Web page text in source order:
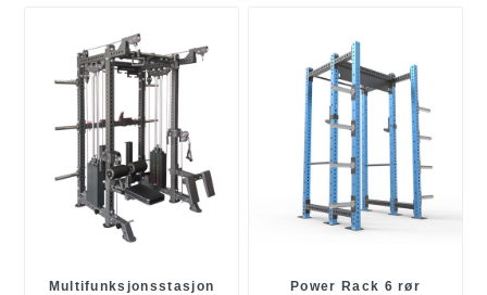
Multifunksjonsstasjon
Power Rack 6 rør